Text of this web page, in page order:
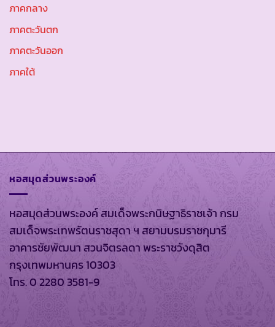
ภาคกลาง
ภาคตะวันตก
ภาคตะวันออก
ภาคใต้
หอสมุดส่วนพระองค์
หอสมุดส่วนพระองค์ สมเด็จพระกนิษฐาธิราชเจ้า กรม
สมเด็จพระเทพรัตนราชสุดา ฯ สยามบรมราชกุมารี
อาคารชัยพัฒนา สวนจิตรลดา พระราชวังดุสิต
กรุงเทพมหานคร 10303
โทร. 0 2280 3581-9